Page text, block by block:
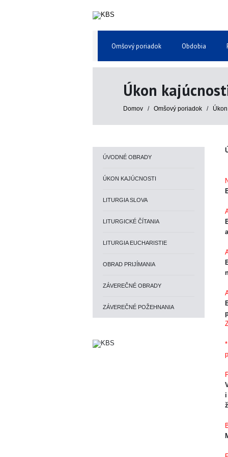
Omšový poriadok Obdobia
Úkon
Domov / Omšový poriadok /
ÚVODNÉ OBRADY
ÚKON KAJÚCNOSTI
LITURGIA SLOVA
LITURGICKÉ ČÍTANIA
LITURGIA EUCHARISTIE
OBRAD PRIJÍMANIA
ZÁVEREČNÉ OBRADY
ZÁVEREČNÉ POŽEHNANIA